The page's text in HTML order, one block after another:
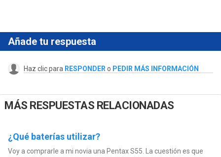
Añade tu respuesta
Haz clic para RESPONDER o PEDIR MÁS INFORMACIÓN
MÁS RESPUESTAS RELACIONADAS
¿Qué baterías utilizar?
Voy a comprarle a mi novia una Pentax S55. La cuestión es que